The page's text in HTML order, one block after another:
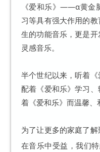
《爱和乐》——α黄金
习等具有强大作用的
生的功能音乐，更是开
灵感音乐。
半个世纪以来，听着《
配着《爱和乐》学习
着《爱和乐》而温馨、
为了让更多的家庭了
在音乐中受益，我们